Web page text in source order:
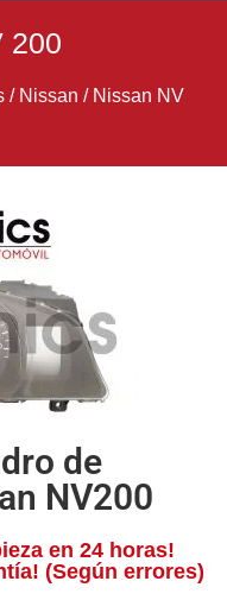
200
/ Nissan / Nissan NV
de
NV200
en 24 horas!
(Según errores)